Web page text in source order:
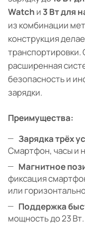
Watch и 3 Вт для
из комбинации
конструкция
транспортировки.
расширенная
безопасность и
зарядки.
Преимущества:
Зарядка трёх
Смартфон, часы и
Магнитное
фиксация
или
Поддержка
мощность до 23 Вт.